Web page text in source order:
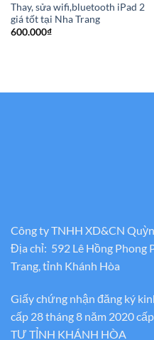
Thay, sửa wifi,bluetooth iPad 2
giá tốt tại Nha Trang
600.000₫
Công ty TNHH XD&CN
Địa chỉ: 592 Lê Hồng Phong
Trang, tỉnh Khánh Hòa
Giấy chứng nhận đăng ký
cấp 28 tháng 8 năm 2020
TƯ TỈNH KHÁNH HÒA